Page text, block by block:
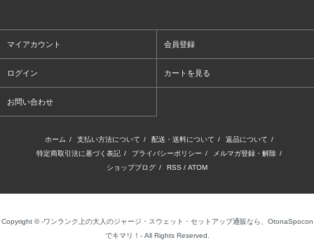
マイアカウント 会員登録
ログイン カートを見る
お問い合わせ
ホーム / 支払い方法について / 配送・送料について / 返品について /
特定商取引法に基づく表記 / プライバシーポリシー / メルマガ登録・解除 /
ショップブログ / RSS / ATOM
Copyright © -ワンランク上の大人のジャージ・スウェット・セットアップ通販なら、OtonaSpocon
でキマリ！- All Rights Reserved.